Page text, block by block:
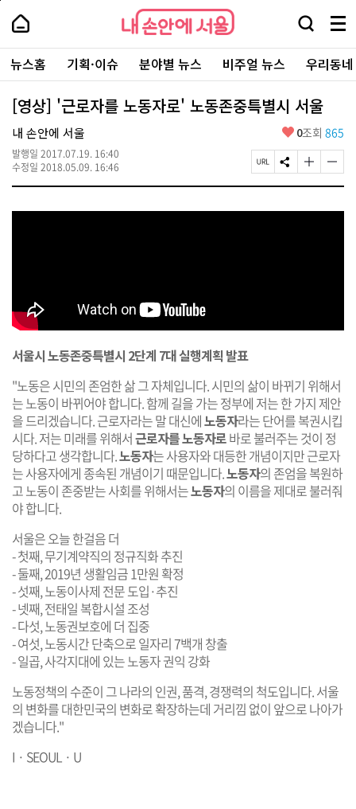
본
로
가
내
손
안
에
서
울
-
서
울
시
대
표
소
포
내
손
에
울
검
창
열
기
메
뉴
전
체
보
주
요
서
뉴스홈 기획·이슈 분야별 뉴스 비주얼 뉴스 우리동
[영상] '근로자를 노동자로' 노동존중특별시 서울
내 손안에 서울
발행일 2017.07.19. 16:40
수정일 2018.05.09. 16:46
좋
요
0조회 865
페
이
U
S
N
공
글
자
기
글
자
기
서울시 노동존중특별시 2단계 7대 실행계획 발표
"노동은 시민의 존엄한 삶 그 자체입니다. 시민의 삶이 바뀌기 위해서
는 노동이 바뀌어야 합니다. 함께 길을 가는 정부에 저는 한 가지 제안
을 드리겠습니다. 근로자라는 말 대신에노동자라는 단어를 복권시킵
시다. 저는 미래를 위해서근로자를 노동자로바로 불러주는 것이 정
당하다고 생각합니다.노동자는 사용자와 대등한 개념이지만 근로자
는 사용자에게 종속된 개념이기 때문입니다.노동자의 존엄을 복원하
고 노동이 존중받는 사회를 위해서는노동자의 이름을 제대로 불러줘
야 합니다.
서울은 오늘 한걸음 더
- 첫째, 무기계약직의 정규직화 추진
- 둘째, 2019년 생활임금 1만원 확정
- 섯째, 노동이사제 전문 도입·추진
- 넷째, 전태일 복합시설 조성
- 다섯, 노동권보호에 더 집중
- 여섯, 노동시간 단축으로 일자리 7백개 창출
- 일곱, 사각지대에 있는 노동자 권익 강화
노동정책의 수준이 그 나라의 인권, 품격, 경쟁력의 척도입니다. 서울
의 변화를 대한민국의 변화로 확장하는데 거리낌 없이 앞으로 나아가
겠습니다."
I · SEOUL · U
페
상
단
로